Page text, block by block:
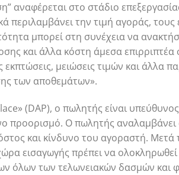
αναφέρεται στο στάδιο
περιλαμβάνει την τιμή αγοράς,
μπορεί στη συνέχεια να
και άλλα κόστη άμεσα
μειώσεις τιμών και άλλα
των αποθεμάτων».
(DAP), ο πωλητής είναι
προορισμό. Ο πωλητής αναλαμβάνει
και κίνδυνο του αγοραστή.
εισαγωγής πρέπει να
όλων των τελωνειακών δασμών και